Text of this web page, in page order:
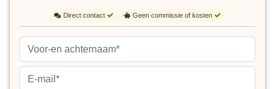
Direct contact Geen commissie of kosten